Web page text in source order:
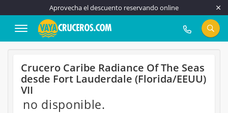
Aprovecha el descuento reservando online
917 815 555
Crucero Caribe Radiance Of The Seas
desde Fort Lauderdale (Florida/EEUU)
VII
no disponible.